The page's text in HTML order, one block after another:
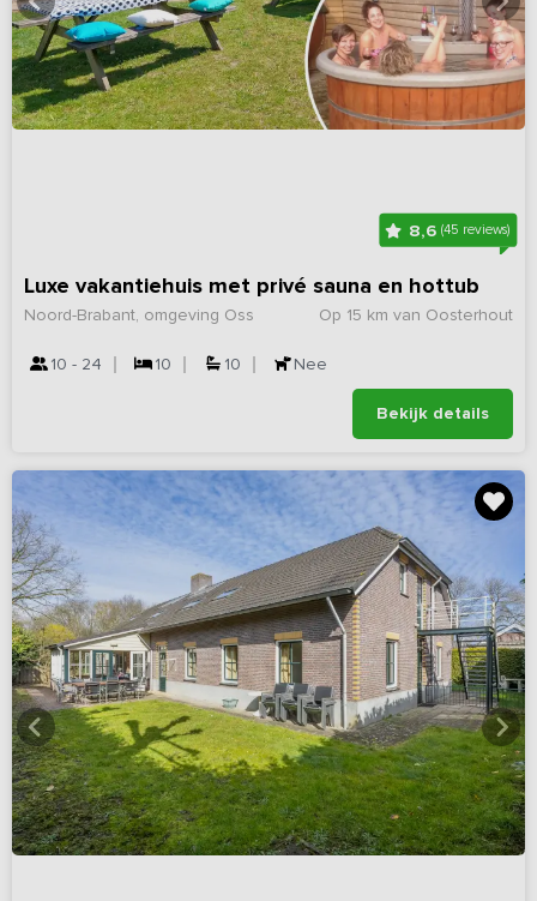
8,6 (45 reviews)
Luxe vakantiehuis met privé sauna en hottub
Op 15 km van Oosterhout
Noord-Brabant, omgeving Oss
10 - 24 10 10 Nee
Bekijk details